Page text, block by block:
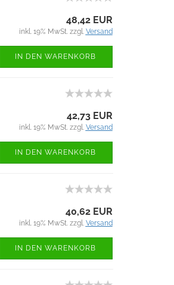
48,42 EUR
inkl. 19% MwSt. zzgl. Versand
IN DEN WARENKORB
42,73 EUR
inkl. 19% MwSt. zzgl. Versand
IN DEN WARENKORB
40,62 EUR
inkl. 19% MwSt. zzgl. Versand
IN DEN WARENKORB